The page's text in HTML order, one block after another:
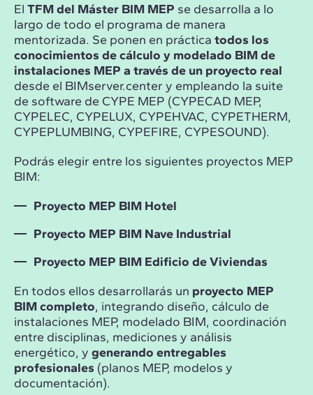
El TFM del Máster BIM MEP se desarrolla a lo
largo de todo el programa de manera
mentorizada. Se ponen en práctica todos los
conocimientos de cálculo y modelado BIM de
instalaciones MEP a través de un proyecto real
desde el BIMserver.center y empleando la suite
de software de CYPE MEP (CYPECAD MEP,
CYPELEC, CYPELUX, CYPEHVAC, CYPETHERM,
CYPEPLUMBING, CYPEFIRE, CYPESOUND).
Podrás elegir entre los siguientes proyectos MEP
BIM:
Proyecto MEP BIM Hotel
Proyecto MEP BIM Nave Industrial
Proyecto MEP BIM Edificio de Viviendas
En todos ellos desarrollarás un proyecto MEP
BIM completo, integrando diseño, cálculo de
instalaciones MEP, modelado BIM, coordinación
entre disciplinas, mediciones y análisis
energético, y generando entregables
profesionales (planos MEP, modelos y
documentación).